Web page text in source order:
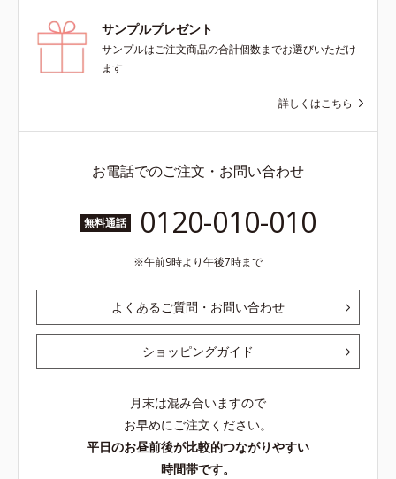
サンプルプレゼント
サンプルはご注文商品の合計個数までお選びいただけ
ます
詳しくはこちら
お電話でのご注文・お問い合わせ
無料通話 0120-010-010
午前9時より午後7時まで
よくあるご質問・お問い合わせ
ショッピングガイド
月末は混み合いますので
お早めにご注文ください。
平日のお昼前後が比較的つながりやすい
時間帯です。